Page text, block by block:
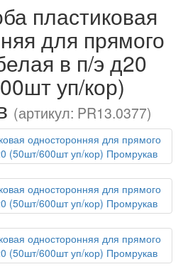
пластиковая
для прямого
в п/э д20
уп/кор)
(артикул: PR13.0377)